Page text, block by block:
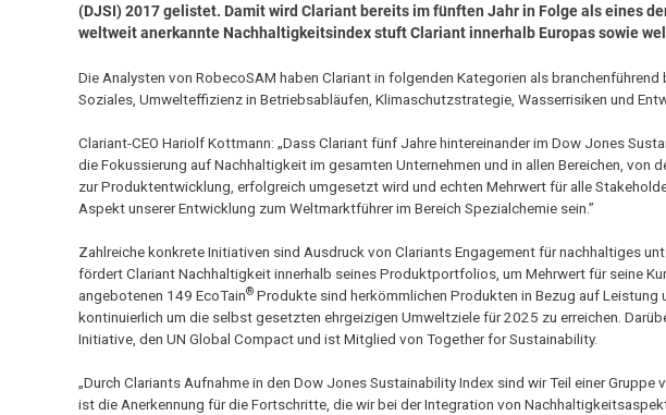
(DJSI) 2017 gelistet. Damit wird Clariant bereits im fünften Jahr in Folge als eines
weltweit anerkannte Nachhaltigkeitsindex stuft Clariant innerhalb Europas sowie
Die Analysten von RobecoSAM haben Clariant in folgenden Kategorien als
Soziales, Umwelteffizienz in Betriebsabläufen, Klimaschutzstrategie, Wasserrisiken und
Clariant-CEO Hariolf Kottmann: „Dass Clariant fünf Jahre hintereinander im Dow Jones
die Fokussierung auf Nachhaltigkeit im gesamten Unternehmen und in allen Bereichen, von
zur Produktentwicklung, erfolgreich umgesetzt wird und echten Mehrwert für alle
Aspekt unserer Entwicklung zum Weltmarktführer im Bereich Spezialchemie sein.”
Zahlreiche konkrete Initiativen sind Ausdruck von Clariants Engagement für nachhaltiges
fördert Clariant Nachhaltigkeit innerhalb seines Produktportfolios, um Mehrwert für seine
angebotenen 149 EcoTain®Produkte sind herkömmlichen Produkten in Bezug auf
kontinuierlich um die selbst gesetzten ehrgeizigen Umweltziele für 2025 zu erreichen.
Initiative, den UN Global Compact und ist Mitglied von Together for Sustainability.
„Durch Clariants Aufnahme in den Dow Jones Sustainability Index sind wir Teil einer
ist die Anerkennung für die Fortschritte, die wir bei der Integration von